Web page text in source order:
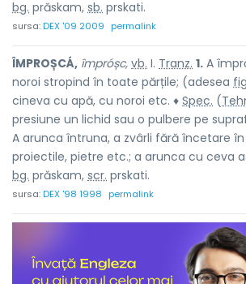
bg. prăskam, sb. prskati.
sursa:DEX '09 2009 permalink
ÎMPROȘCÁ, împróșc, vb. I. Tranz. 1. A
noroi stropind în toate părțile; (adesea
cineva cu apă, cu noroi etc. ♦ Spec. (
presiune un lichid sau o pulbere pe
A arunca întruna, a zvârli fără încetare
proiectile, pietre etc.; a arunca cu ceva
bg. prăskam, scr. prskati.
sursa:DEX '98 1998 permalink